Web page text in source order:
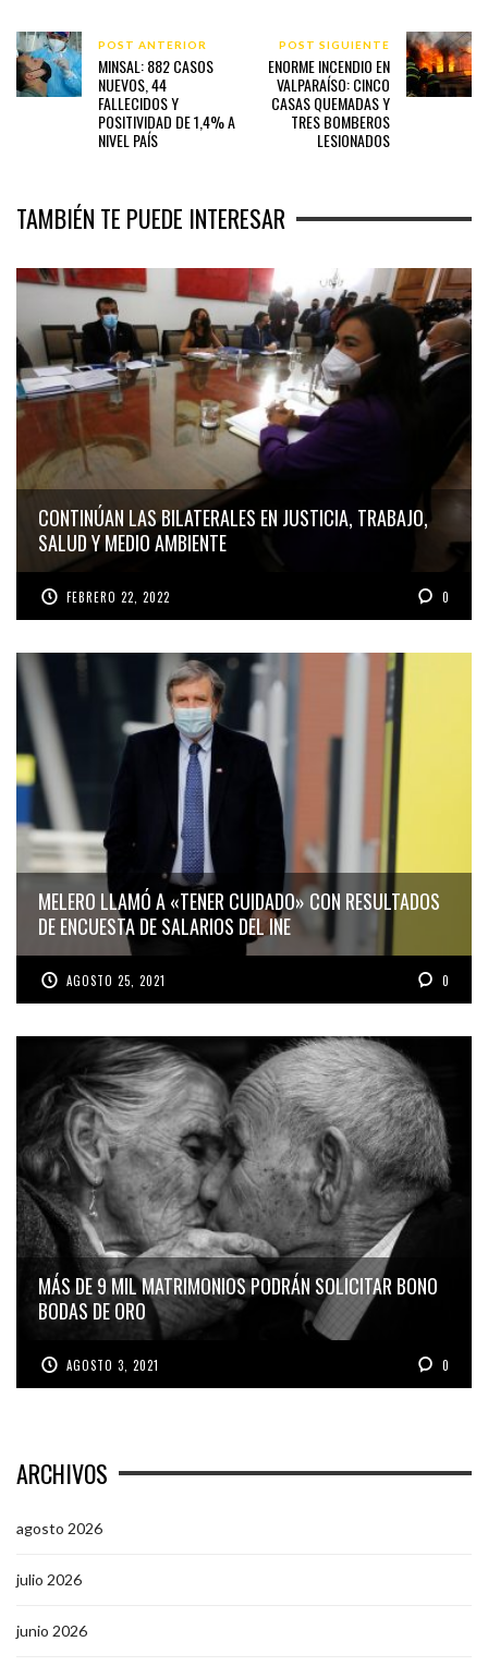
POST ANTERIOR
MINSAL: 882 CASOS
NUEVOS, 44
FALLECIDOS Y
POSITIVIDAD DE 1,4% A
NIVEL PAÍS
POST SIGUIENTE
ENORME INCENDIO EN
VALPARAÍSO: CINCO
CASAS QUEMADAS Y
TRES BOMBEROS
LESIONADOS
TAMBIÉN TE PUEDE INTERESAR
CONTINÚAN LAS BILATERALES EN JUSTICIA, TRABAJO,
SALUD Y MEDIO AMBIENTE
FEBRERO 22, 2022 0
MELERO LLAMÓ A «TENER CUIDADO» CON RESULTADOS
DE ENCUESTA DE SALARIOS DEL INE
AGOSTO 25, 2021 0
MÁS DE 9 MIL MATRIMONIOS PODRÁN SOLICITAR BONO
BODAS DE ORO
AGOSTO 3, 2021 0
ARCHIVOS
agosto 2026
julio 2026
junio 2026